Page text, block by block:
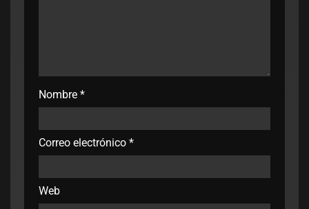
Nombre *
Correo electrónico *
Web